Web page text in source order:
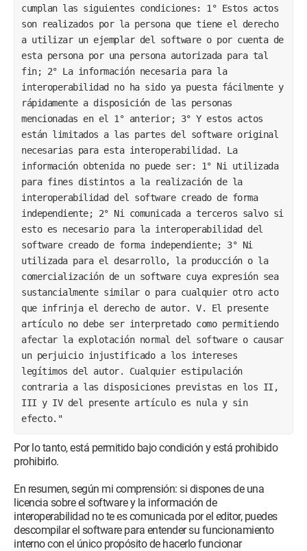
cumplan las siguientes condiciones: 1° Estos actos
son realizados por la persona que tiene el derecho
a utilizar un ejemplar del software o por cuenta de
esta persona por una persona autorizada para tal
fin; 2° La información necesaria para la
interoperabilidad no ha sido ya puesta fácilmente y
rápidamente a disposición de las personas
mencionadas en el 1° anterior; 3° Y estos actos
están limitados a las partes del software original
necesarias para esta interoperabilidad. La
información obtenida no puede ser: 1° Ni utilizada
para fines distintos a la realización de la
interoperabilidad del software creado de forma
independiente; 2° Ni comunicada a terceros salvo si
esto es necesario para la interoperabilidad del
software creado de forma independiente; 3° Ni
utilizada para el desarrollo, la producción o la
comercialización de un software cuya expresión sea
sustancialmente similar o para cualquier otro acto
que infrinja el derecho de autor. V. El presente
artículo no debe ser interpretado como permitiendo
afectar la explotación normal del software o causar
un perjuicio injustificado a los intereses
legítimos del autor. Cualquier estipulación
contraria a las disposiciones previstas en los II,
III y IV del presente artículo es nula y sin
efecto."
Por lo tanto, está permitido bajo condición y está prohibido
prohibirlo.
En resumen, según mi comprensión: si dispones de una
licencia sobre el software y la información de
interoperabilidad no te es comunicada por el editor, puedes
descompilar el software para entender su funcionamiento
interno con el único propósito de hacerlo funcionar